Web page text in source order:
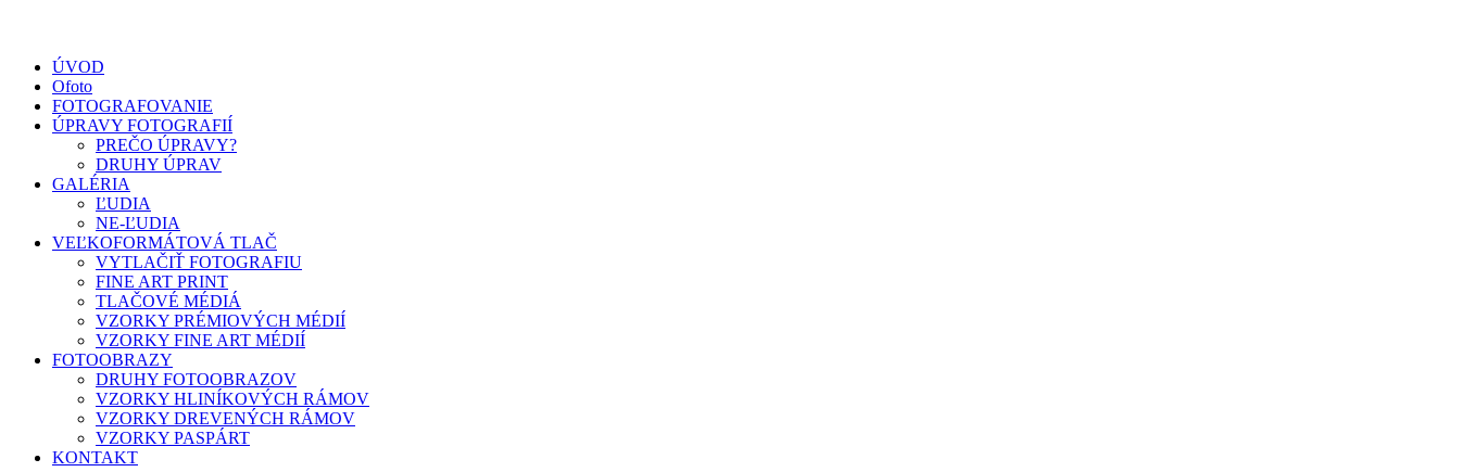
ÚVOD
Ofoto
FOTOGRAFOVANIE
ÚPRAVY FOTOGRAFIÍ
PREČO ÚPRAVY?
DRUHY ÚPRAV
GALÉRIA
ĽUDIA
NE-ĽUDIA
VEĽKOFORMÁTOVÁ TLAČ
VYTLAČIŤ FOTOGRAFIU
FINE ART PRINT
TLAČOVÉ MÉDIÁ
VZORKY PRÉMIOVÝCH MÉDIÍ
VZORKY FINE ART MÉDIÍ
FOTOOBRAZY
DRUHY FOTOOBRAZOV
VZORKY HLINÍKOVÝCH RÁMOV
VZORKY DREVENÝCH RÁMOV
VZORKY PASPÁRT
KONTAKT